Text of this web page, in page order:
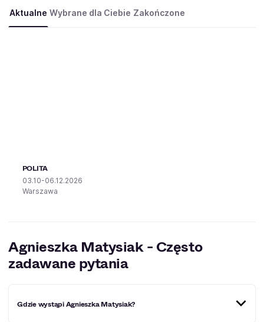
Aktualne Wybrane dla Ciebie Zakończone
POLITA
03.10-06.12.2026
Warszawa
Agnieszka Matysiak - Często
zadawane pytania
Gdzie wystąpi Agnieszka Matysiak?